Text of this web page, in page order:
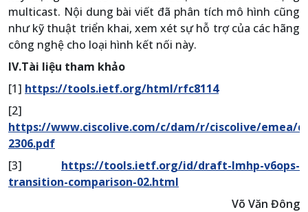
multicast. Nội dung bài viết đã phân tích mô hình cũng
như kỹ thuật triển khai, xem xét sự hỗ trợ của các hãng
công nghệ cho loại hình kết nối này.
IV.Tài liệu tham khảo
[1] https://tools.ietf.org/html/rfc8114
[2]
https://www.ciscolive.com/c/dam/r/ciscolive/emea/
2306.pdf
[3] https://tools.ietf.org/id/draft-lmhp-v6ops-
transition-comparison-02.html
Võ Văn Đông